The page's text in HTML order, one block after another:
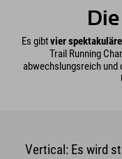
Es gibtvier
Trail Running
abwechslungsreich und
Vertical: Es wird